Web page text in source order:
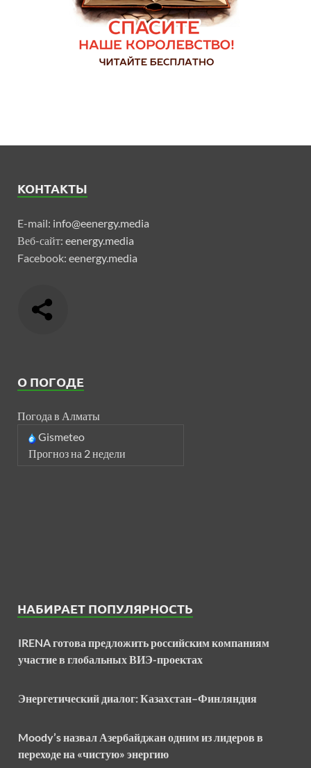
КОНТАКТЫ
E-mail: info@eenergy.media
Веб-сайт: eenergy.media
Facebook: eenergy.media
О ПОГОДЕ
Погода в Алматы
Gismeteo
Прогноз на 2 недели
НАБИРАЕТ ПОПУЛЯРНОСТЬ
IRENA готова предложить российским компаниям
участие в глобальных ВИЭ-проектах
Энергетический диалог: Казахстан–Финляндия
Moody’s назвал Азербайджан одним из лидеров в
переходе на «чистую» энергию